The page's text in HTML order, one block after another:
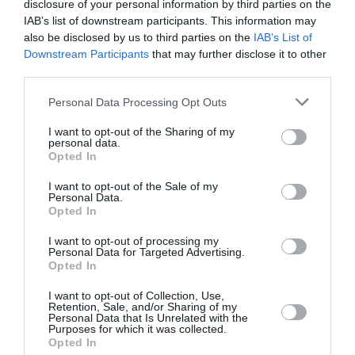
disclosure of your personal information by third parties on the
IAB’s list of downstream participants. This information may
also be disclosed by us to third parties on the IAB’s List of
Downstream Participants that may further disclose it to other
Personal Data Processing Opt Outs
I want to opt-out of the Sharing of my
personal data.
Opted In
I want to opt-out of the Sale of my
Personal Data.
Opted In
I want to opt-out of processing my
Personal Data for Targeted Advertising.
Opted In
I want to opt-out of Collection, Use,
Retention, Sale, and/or Sharing of my
Personal Data that Is Unrelated with the
Purposes for which it was collected.
Opted In
Ταυτότητα Εκδήλωσης
Ώρα έναρξης: 19.00 | Ώρα προσέλευσης: 18.30
Προαύλιο Αγίου Νικολάου, Αρχαιολογικός χώρος
Ελευσίνας
Eισιτήρια:
3€
Πληροφορίες / Κρατήσεις:
2023eleusis.eu